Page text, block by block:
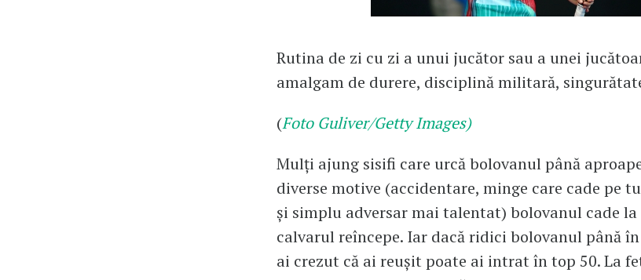
Rutina de zi cu zi a unui jucător sau a unei
amalgam de durere, disciplină militară,
(Foto Guliver/Getty Images)
Mulți ajung sisifi care urcă bolovanul până
diverse motive (accidentare, minge care cade pe
și simplu adversar mai talentat) bolovanul cade
calvarul reîncepe. Iar dacă ridici bolovanul până
ai crezut că ai reușit poate ai intrat în top 50. La